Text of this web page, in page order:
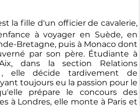
la fille d'un officier de cavalerie,
à voyager en Suède, en
Bretagne, puis à Monaco dont
par son père. Étudiante à
dans la section Relations
, elle décide tardivement de
toujours eu la passion pour le
prépare le concours des
à Londres, elle monte à Paris et